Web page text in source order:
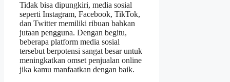
Tidak bisa dipungkiri, media sosial
seperti Instagram, Facebook, TikTok,
dan Twitter memiliki ribuan bahkan
jutaan pengguna. Dengan begitu,
beberapa platform media sosial
tersebut berpotensi sangat besar untuk
meningkatkan omset penjualan online
jika kamu manfaatkan dengan baik.